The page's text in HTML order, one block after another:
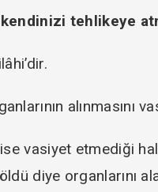
tehlikeye
alınmasını
vasiyet etmediği
diye organlarını